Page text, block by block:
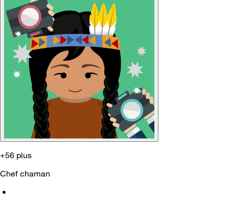
+56 plus
Chef chaman
•